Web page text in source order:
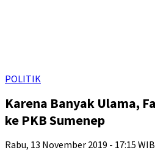
POLITIK
Karena Banyak Ulama,
ke PKB Sumenep
Rabu, 13 November 2019 - 17:15 WIB